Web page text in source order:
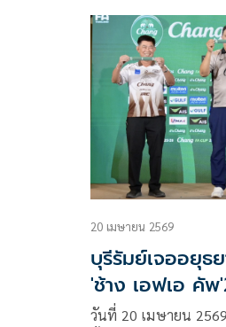
20 เมษายน 2569
บุรีรัมย์เจออยุธ
'ช้าง เอฟเอ คั
วันที่ 20 เมษายน